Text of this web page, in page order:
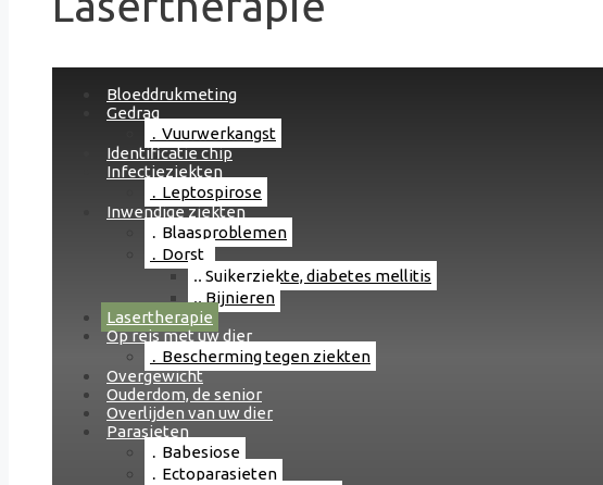
Bloeddrukmeting
Gedrag
Vuurwerkangst
Identificatie chip
Infectieziekten
Leptospirose
Inwendige ziekten
Blaasproblemen
Dorst
Suikerziekte, diabetes mellitis
Bijnieren
Lasertherapie
Op reis met uw dier
Bescherming tegen ziekten
Overgewicht
Ouderdom, de senior
Overlijden van uw dier
Parasieten
Babesiose
Ectoparasieten